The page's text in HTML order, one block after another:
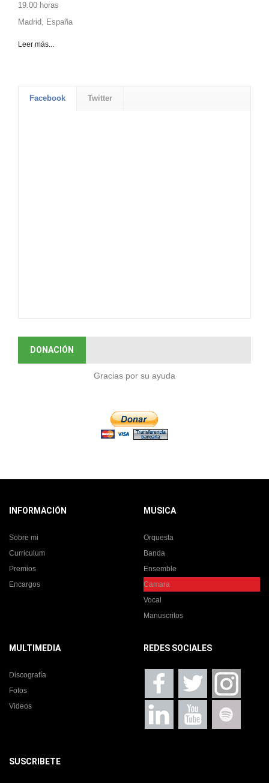
19.00 horas
Madrid, España
Leer más...
Facebook Twitter
DONACIÓN
Gracias por su ayuda
INFORMACIÓN
Sobre mi
Curriculum
Premios
Encargos
MUSICA
Orquesta
Banda
Ensemble
Camara
Vocal
Manuscritos
MULTIMEDIA
Discografía
Fotos
Videos
REDES SOCIALES
SUSCRIBETE